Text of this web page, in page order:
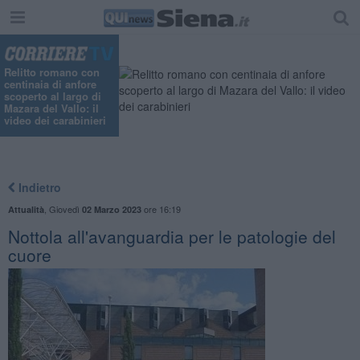
Relitto romano con
centinaia di anfore
scoperto al largo di
Mazara del Vallo: il
video dei carabinieri
Indietro
Attualità Giovedì 02 Marzo 2023ore 16:19
Nottola all'avanguardia per le patologie del
cuore